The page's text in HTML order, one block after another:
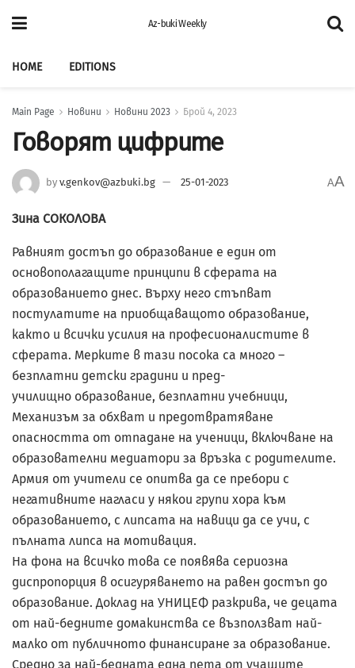
Az-buki Weekly
HOME EDITIONS
Main Page Новини Новини 2023 Брой 4, 2023
Говорят цифрите
by v.genkov@azbuki.bg 25-01-2023 AA
Зина СОКОЛОВА
Равният достъп до образование е един от
основополагащите принципи в сферата на
образованието днес. Върху него стъпват
постулатите на приобщаващото образование,
както и всички усилия на професионалистите в
сферата. Мерките в тази посока са много –
безплатни детски градини и пред-
училищно образование, безплатни учебници,
Механизъм за обхват и предотвратяване
опасността от отпадане на ученици, включване на
образователни медиатори за връзка с родителите.
Армия от учители се опитва да се пребори с
негативните нагласи у някои групи хора към
образованието, с липсата на навици да се учи, с
пълната липса на мотивация.
На фона на всичко това се появява сериозна
диспропорция в осигуряването на равен достъп до
образование. Доклад на УНИЦЕФ разкрива, че децата
от най-бедните домакинства се възползват най-
малко от публичното финансиране за образование.
Средно за най-бедната една пета от учащите